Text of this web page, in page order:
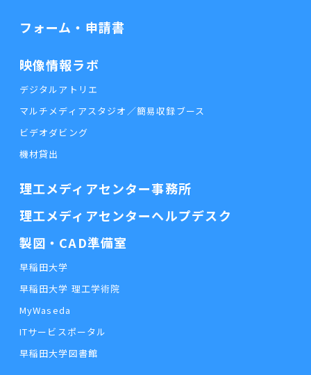
フォーム・申請書
映像情報ラボ
デジタルアトリエ
マルチメディアスタジオ／簡易収録ブース
ビデオダビング
機材貸出
理工メディアセンター事務所
理工メディアセンターヘルプデスク
製図・CAD準備室
早稲田大学
早稲田大学 理工学術院
MyWaseda
ITサービスポータル
早稲田大学図書館